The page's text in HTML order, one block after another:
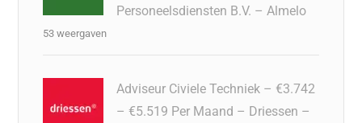
Personeelsdiensten B.V. – Almelo
53 weergaven
Adviseur Civiele Techniek – €3.742
– €5.519 Per Maand – Driessen –